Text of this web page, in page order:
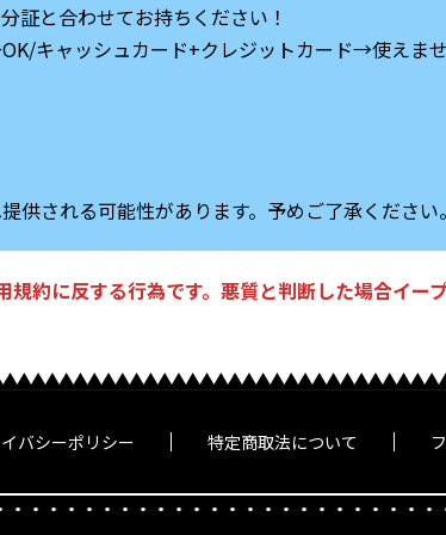
証と合わせてお持ちください！
キャッシュカード+クレジットカード→使えませ
される可能性があります。予めご了承ください。
約に反する行為です。悪質と判断した場合イー
バシーポリシー 特定商取法について